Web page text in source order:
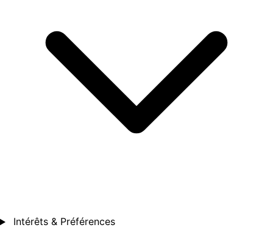
Intérêts & Préférences